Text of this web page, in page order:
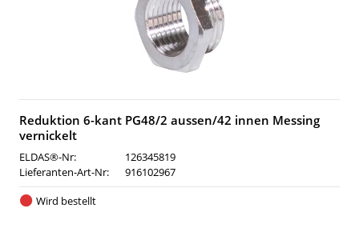
Reduktion 6-kant PG48/2 aussen/42 innen Messing
vernickelt
ELDAS®-Nr:
126345819
Lieferanten-Art-Nr:
916102967
Wird bestellt